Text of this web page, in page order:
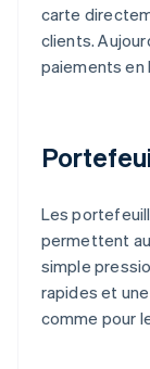
carte
clients.
paiements en
Les
permettent
simple
rapides et
comme pour